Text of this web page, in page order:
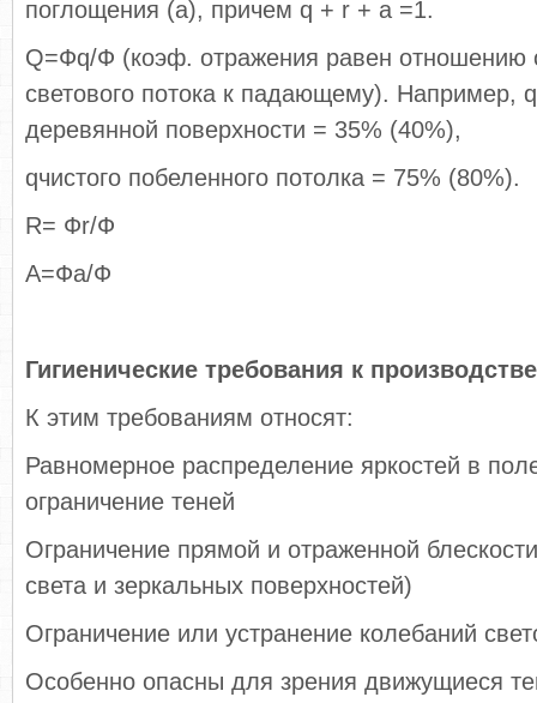
поглощения (a), причем q + r + a =1.
Q=Фq/Ф (коэф. отражения равен отношению
светового потока к падающему). Например,
деревянной поверхности = 35% (40%),
qчистого побеленного потолка = 75% (80%).
R= Фr/Ф
A=Фa/Ф
Гигиенические требования к
К этим требованиям относят:
Равномерное распределение яркостей в
ограничение теней
Ограничение прямой и отраженной
света и зеркальных поверхностей)
Ограничение или устранение колебаний
Особенно опасны для зрения движущиеся